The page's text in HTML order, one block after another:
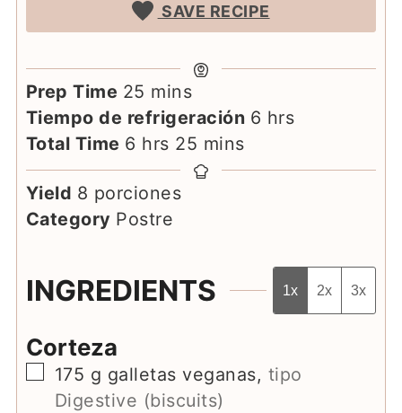
SAVE RECIPE
Prep Time 25 minutes
mins
Tiempo de refrigeración 6 hours
hrs
Total Time 6 hours
hrs 25 minutes
mins
Yield 8 porciones
Category Postre
INGREDIENTS 1x 2x 3x
Corteza
▢
175 g galletas veganas, tipo
Digestive (biscuits)